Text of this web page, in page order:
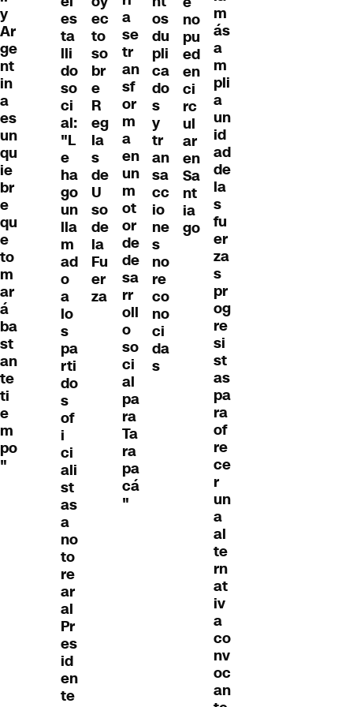
y
Ar
ge
nt
in
a
es
un
qu
ie
br
e
qu
e
to
m
ar
á
ba
st
an
te
ti
e
m
po
"
es
ta
lli
do
so
ci
al:
"L
e
ha
go
un
lla
m
ad
o
a
lo
s
pa
rti
do
s
of
i
ci
ali
st
as
a
no
to
re
ar
al
Pr
es
id
en
te
ec
to
so
br
e
R
eg
la
s
de
U
so
de
la
Fu
er
za
a
se
tr
an
sf
or
m
a
en
un
m
ot
or
de
de
sa
rr
oll
o
so
ci
al
pa
ra
Ta
ra
pa
cá
"
os
du
pli
ca
do
s
y
tr
an
sa
cc
io
ne
s
no
re
co
no
ci
da
s
no
pu
ed
en
ci
rc
ul
ar
en
Sa
nt
ia
go
m
ás
a
m
pli
a
un
id
ad
de
la
s
fu
er
za
s
pr
og
re
si
st
as
pa
ra
of
re
ce
r
un
a
al
te
rn
at
iv
a
co
nv
oc
an